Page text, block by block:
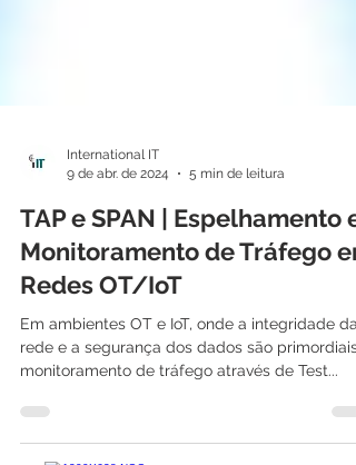
9 de abr. de 2024
5 min de leitura
TAP e SPAN | Espelhamento e
Monitoramento de Tráfego
Redes OT/IoT
Em ambientes OT e IoT, onde a integridade da
monitoramento de tráfego através de Test...